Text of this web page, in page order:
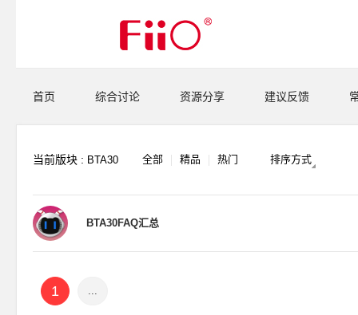
首页 综合讨论 资源分享 建议反馈
当前版块 : BTA30 全部 精品 热门 排序方式
BTA30FAQ汇总
1 ...